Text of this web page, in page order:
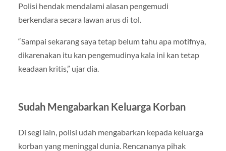
Polisi hendak mendalami alasan pengemudi
berkendara secara lawan arus di tol.
“Sampai sekarang saya tetap belum tahu apa motifnya,
dikarenakan itu kan pengemudinya kala ini kan tetap
keadaan kritis,” ujar dia.
Sudah Mengabarkan Keluarga Korban
Di segi lain, polisi udah mengabarkan kepada keluarga
korban yang meninggal dunia. Rencananya pihak